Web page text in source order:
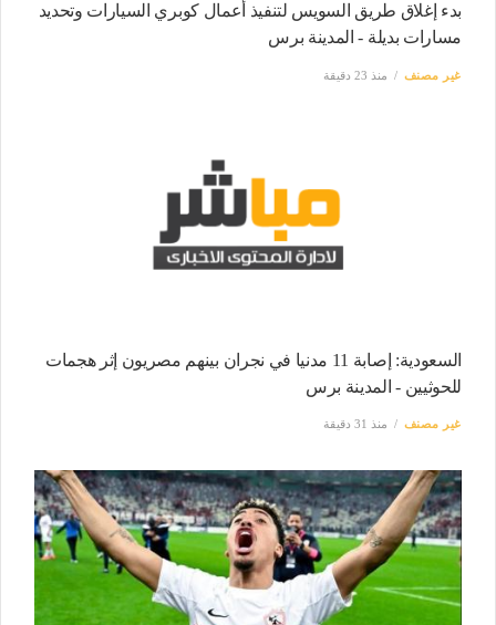
بدء إغلاق طريق السويس لتنفيذ أعمال كوبري السيارات وتحديد
مسارات بديلة - المدينة برس
غير مصنف منذ 23 دقيقة
السعودية: إصابة 11 مدنيا في نجران بينهم مصريون إثر هجمات
للحوثيين - المدينة برس
غير مصنف منذ 31 دقيقة